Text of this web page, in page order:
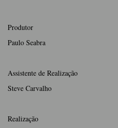
Produtor
Paulo Seabra
Assistente de Realização
Steve Carvalho
Realização